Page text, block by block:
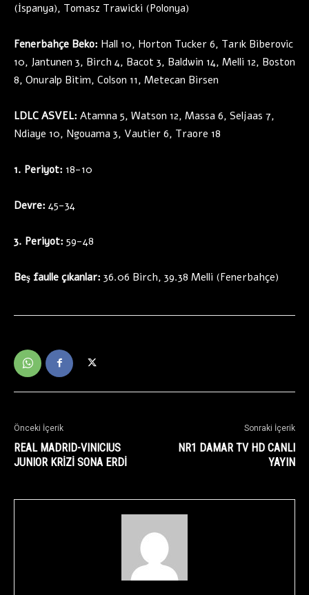
(İspanya), Tomasz Trawicki (Polonya)
Fenerbahçe Beko: Hall 10, Horton Tucker 6, Tarık Biberovic
10, Jantunen 3, Birch 4, Bacot 3, Baldwin 14, Melli 12, Boston
8, Onuralp Bitim, Colson 11, Metecan Birsen
LDLC ASVEL: Atamna 5, Watson 12, Massa 6, Seljaas 7,
Ndiaye 10, Ngouama 3, Vautier 6, Traore 18
1. Periyot: 18-10
Devre: 45-34
3. Periyot: 59-48
Beş faulle çıkanlar: 36.06 Birch, 39.38 Melli (Fenerbahçe)
Önceki İçerik
REAL MADRID-VINICIUS
JUNIOR KRİZİ SONA ERDİ
Sonraki İçerik
NR1 DAMAR TV HD CANLI
YAYIN